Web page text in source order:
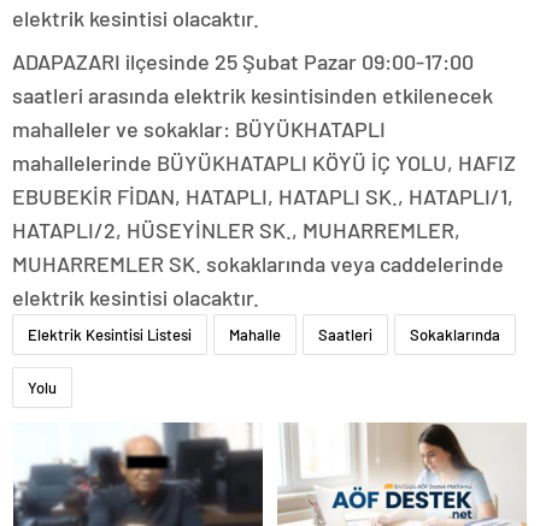
elektrik kesintisi olacaktır.
ADAPAZARI ilçesinde 25 Şubat Pazar 09:00-17:00
saatleri arasında elektrik kesintisinden etkilenecek
mahalleler ve sokaklar: BÜYÜKHATAPLI
mahallelerinde BÜYÜKHATAPLI KÖYÜ İÇ YOLU, HAFIZ
EBUBEKİR FİDAN, HATAPLI, HATAPLI SK., HATAPLI/1,
HATAPLI/2, HÜSEYİNLER SK., MUHARREMLER,
MUHARREMLER SK. sokaklarında veya caddelerinde
elektrik kesintisi olacaktır.
Elektrik Kesintisi Listesi Mahalle Saatleri Sokaklarında
Yolu